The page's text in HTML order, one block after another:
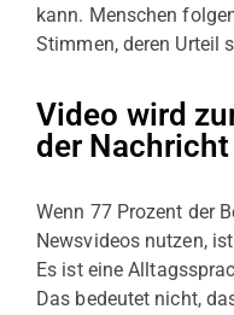
kann. Menschen
Stimmen, deren Urteil
Video wird
der Nachricht
Wenn 77 Prozent der
Newsvideos nutzen,
Es ist eine
Das bedeutet nicht,